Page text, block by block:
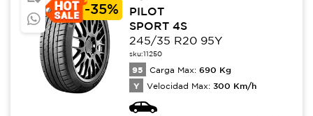
-35%
PILOT
SPORT 4S
245/35 R20 95Y
sku:11250
95 Carga Max: 690 Kg
Y Velocidad Max: 300 Km/h